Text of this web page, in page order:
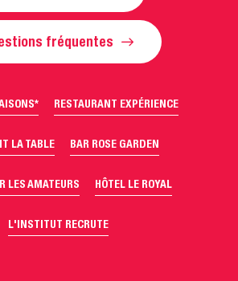
fréquentes
RESTAURANT EXPÉRIENCE
LA TABLE BAR ROSE GARDEN
LES AMATEURS HÔTEL LE ROYAL
L'INSTITUT RECRUTE